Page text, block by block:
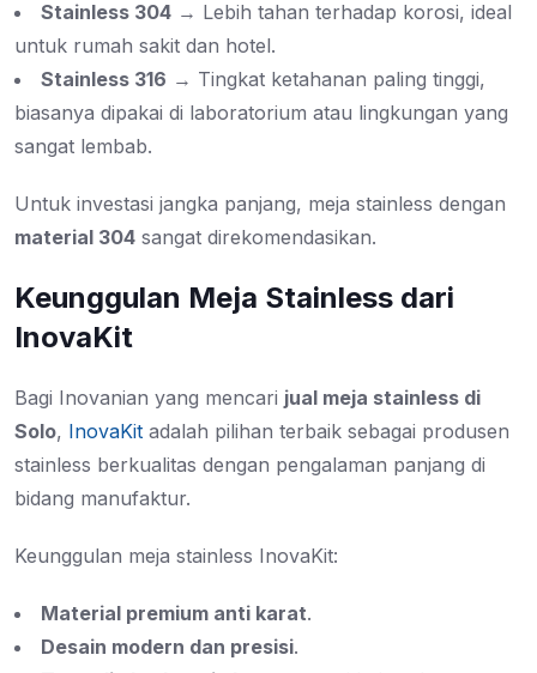
Stainless 304 → Lebih tahan terhadap korosi, ideal
untuk rumah sakit dan hotel.
Stainless 316 → Tingkat ketahanan paling tinggi,
biasanya dipakai di laboratorium atau lingkungan yang
sangat lembab.
Untuk investasi jangka panjang, meja stainless dengan
material 304 sangat direkomendasikan.
Keunggulan Meja Stainless dari
InovaKit
Bagi Inovanian yang mencari jual meja stainless di
Solo, InovaKit adalah pilihan terbaik sebagai produsen
stainless berkualitas dengan pengalaman panjang di
bidang manufaktur.
Keunggulan meja stainless InovaKit:
Material premium anti karat.
Desain modern dan presisi.